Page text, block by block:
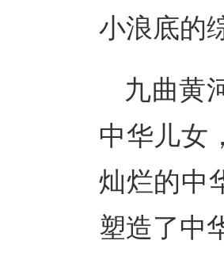
小浪底的
九曲黄
中华儿女
灿烂的中
塑造了中